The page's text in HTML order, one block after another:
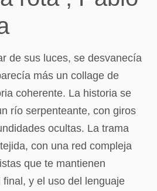
de sus luces, se desvanecía
más un collage de
coherente. La historia se
río serpenteante, con giros
ocultas. La trama
con una red compleja
que te mantienen
y el uso del lenguaje